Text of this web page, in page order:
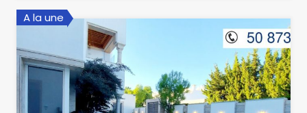
A la une